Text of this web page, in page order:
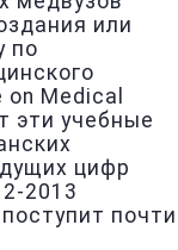
или
по
Medical
эти учебные
цифр
2013
почти